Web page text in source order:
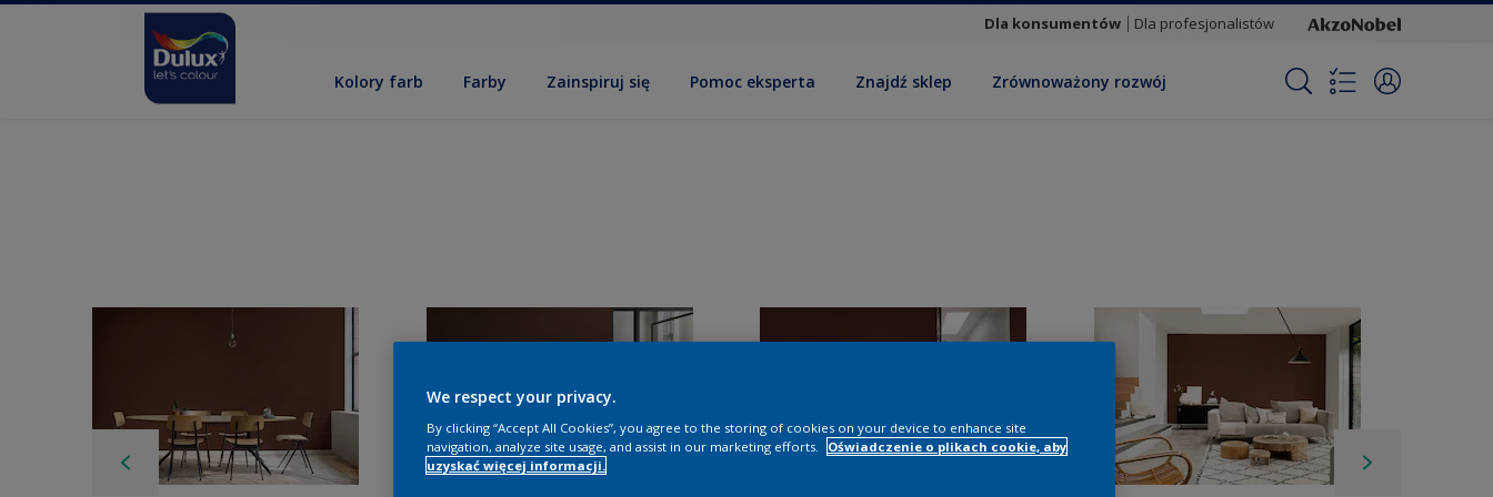
Dla konsumentów Dla profesjonalistów
Kolory farb Farby Zainspiruj się Pomoc eksperta Znajdź sklep Zrównoważony rozwój
We respect your privacy.
By clicking “Accept All Cookies”, you agree to the storing of cookies on your device to enhance site
navigation, analyze site usage, and assist in our marketing efforts.
Oświadczenie o plikach cookie, aby
uzyskać więcej informacji.